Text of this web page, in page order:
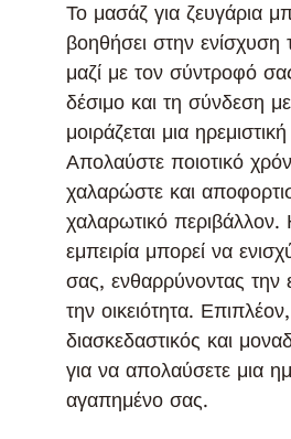
Το μασάζ για ζευγάρια
βοηθήσει στην
μαζί με τον σύντροφό
δέσιμο και τη σύνδεση
μοιράζεται μια
Απολαύστε ποιοτικό
χαλαρώστε και
χαλαρωτικό περιβάλλον.
εμπειρία μπορεί να
σας, ενθαρρύνοντας την
την οικειότητα. Επιπλέον,
διασκεδαστικός και
για να απολαύσετε μια
αγαπημένο σας.